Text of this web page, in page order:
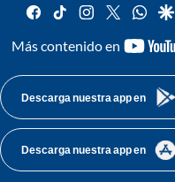
facebook
tiktok instagram
twitter
Más contenido en
Descarga nuestra app en
Descarga nuestra app en